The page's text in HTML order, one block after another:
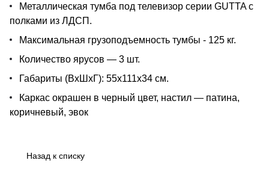
Металлическая тумба под телевизор серии GUTTA c
полками из ЛДСП.
Максимальная грузоподъемность тумбы - 125 кг.
Количество ярусов — 3 шт.
Габариты (ВхШхГ): 55х111х34 см.
Каркас окрашен в черный цвет, настил — патина,
коричневый, эвок
Назад к списку